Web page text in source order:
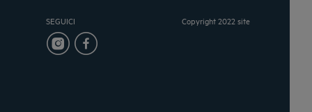
SEGUICI Copyright 2022 site